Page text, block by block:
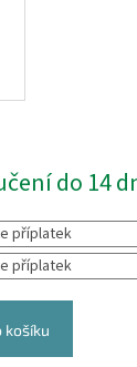
do 14
košíku